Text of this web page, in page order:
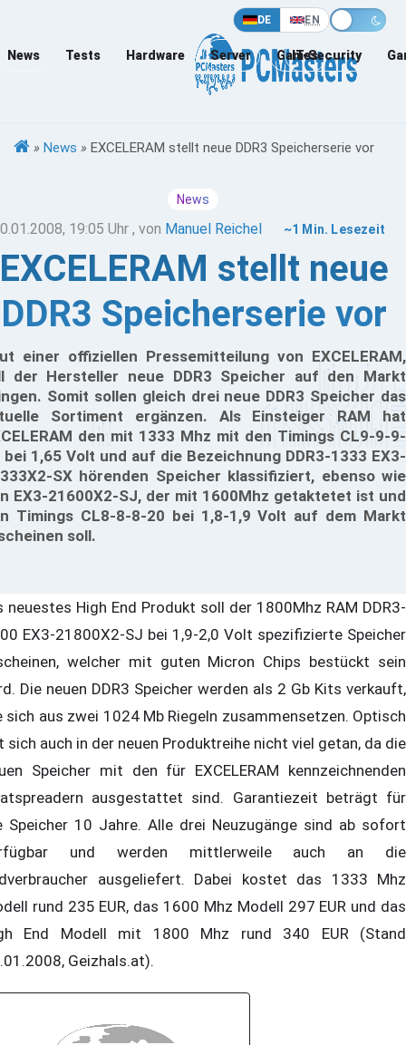
DE EN
News Tests Hardware Server Games
IT-Security
» News » EXCELERAM stellt neue DDR3 Speicherserie vor
News
19:05 Uhr , von Manuel Reichel ~1 Min. Lesezeit
EXCELERAM stellt neue
DDR3 Speicherserie vor
einer offiziellen Pressemitteilung von EXCELERAM,
der Hersteller neue DDR3 Speicher auf den Markt
Somit sollen gleich drei neue DDR3 Speicher das
Sortiment ergänzen. Als Einsteiger RAM hat
den mit 1333 Mhz mit den Timings CL9-9-9-
bei 1,65 Volt und auf die Bezeichnung DDR3-1333 EX3-
SX hörenden Speicher klassifiziert, ebenso wie
EX3-21600X2-SJ, der mit 1600Mhz getaktetet ist und
Timings CL8-8-8-20 bei 1,8-1,9 Volt auf dem Markt
soll.
neuestes High End Produkt soll der 1800Mhz RAM DDR3-
EX3-21800X2-SJ bei 1,9-2,0 Volt spezifizierte Speicher
welcher mit guten Micron Chips bestückt sein
Die neuen DDR3 Speicher werden als 2 Gb Kits verkauft,
sich aus zwei 1024 Mb Riegeln zusammensetzen. Optisch
sich auch in der neuen Produktreihe nicht viel getan, da die
Speicher mit den für EXCELERAM kennzeichnenden
ausgestattet sind. Garantiezeit beträgt für
Speicher 10 Jahre. Alle drei Neuzugänge sind ab sofort
und werden mittlerweile auch an die
ausgeliefert. Dabei kostet das 1333 Mhz
rund 235 EUR, das 1600 Mhz Modell 297 EUR und das
End Modell mit 1800 Mhz rund 340 EUR (Stand
Geizhals.at).